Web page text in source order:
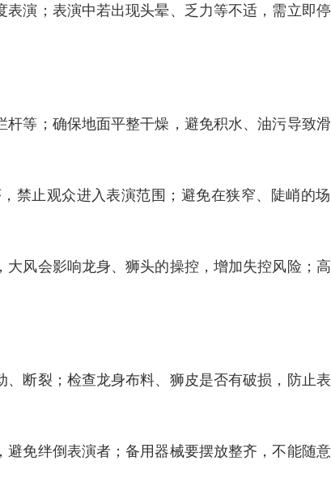
演；表演中若出现头晕、乏力等不适，需立即
等；确保地面平整干燥，避免积水、油污导致
禁止观众进入表演范围；避免在狭窄、陡峭的
风会影响龙身、狮头的操控，增加失控风险；
断裂；检查龙身布料、狮皮是否有破损，防止
免绊倒表演者；备用器械要摆放整齐，不能随